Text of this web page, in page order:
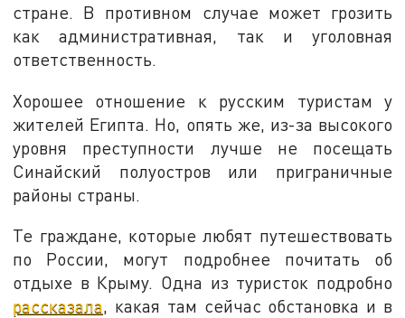
стране. В противном случае может грозить
как административная, так и уголовная
ответственность.
Хорошее отношение к русским туристам у
жителей Египта. Но, опять же, из-за высокого
уровня преступности лучше не посещать
Синайский полуостров или приграничные
районы страны.
Те граждане, которые любят путешествовать
по России, могут подробнее почитать об
отдыхе в Крыму. Одна из туристок подробно
рассказала, какая там сейчас обстановка и в